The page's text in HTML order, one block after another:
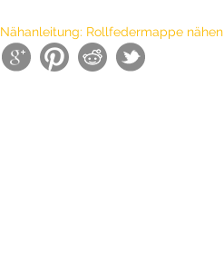
Nähanleitung: Rollfedermappe nähen